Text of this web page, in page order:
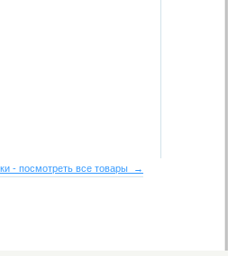
- посмотреть все товары →